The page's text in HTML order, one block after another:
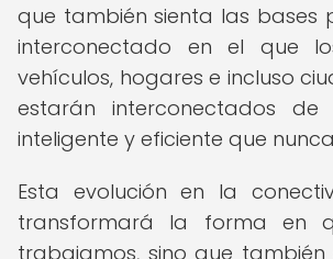
que también sienta las bases
interconectado en el que
vehículos, hogares e incluso
estarán interconectados
inteligente y eficiente que
Esta evolución en la
transformará la forma en
trabajamos, sino que